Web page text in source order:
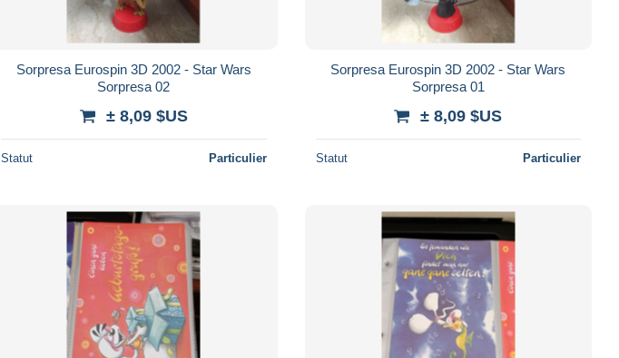
Sorpresa Eurospin 3D 2002 - Star Wars
Sorpresa 02
± 8,09 $US
Statut Particulier
Sorpresa Eurospin 3D 2002 - Star Wars
Sorpresa 01
± 8,09 $US
Statut Particulier